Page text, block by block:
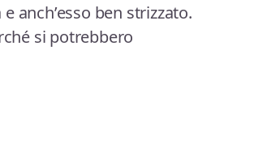
anch’esso ben strizzato.
si potrebbero